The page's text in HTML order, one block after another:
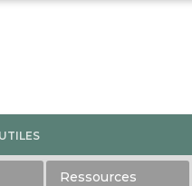
Ressources